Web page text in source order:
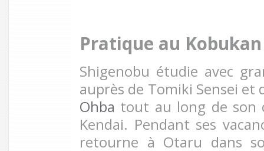
Pratique au
Shigenobu étudie avec
auprès de Tomiki Sensei
Ohba tout au long de son
Kendai. Pendant ses
retourne à Otaru dans